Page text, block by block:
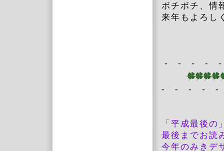
ボチボチ、情
来年もよろし
- - - -
- - - -
「平成最後
最後までお読
今年のみきデ